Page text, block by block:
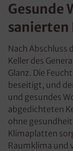
Gesunde
sanierten
Nach Abschluss
Keller des
Glanz. Die
beseitigt, und
und gesundes
abgedichteten
ohne
Klimaplatten
Raumklima und